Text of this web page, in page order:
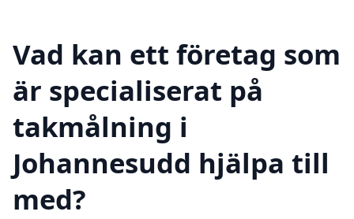
Vad kan ett företag som
är specialiserat på
takmålning i
Johannesudd hjälpa till
med?